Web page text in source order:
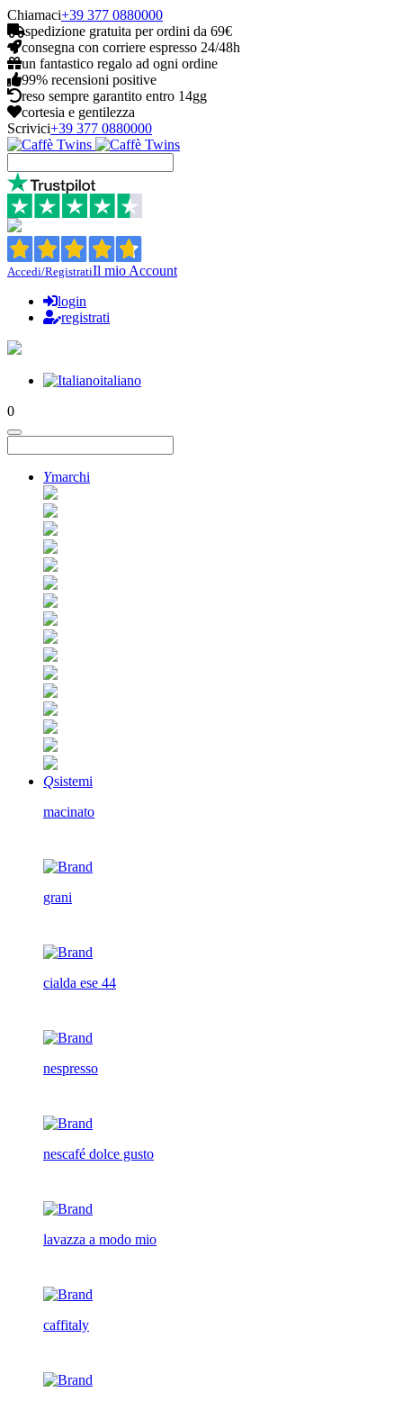
Chiamaci+39 377 0880000
spedizione gratuita per ordini da 69€
consegna con corriere espresso 24/48h
un fantastico regalo ad ogni ordine
99% recensioni positive
reso sempre garantito entro 14gg
cortesia e gentilezza
Scrivici+39 377 0880000
Accedi/RegistratiIl mio Account
login
registrati
italiano
0
Ymarchi
Qsistemi
macinato
grani
cialda ese 44
nespresso
nescafé dolce gusto
lavazza a modo mio
caffitaly